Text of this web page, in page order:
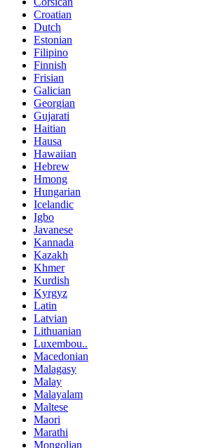
Croatian
Dutch
Estonian
Filipino
Finnish
Frisian
Galician
Georgian
Gujarati
Haitian
Hausa
Hawaiian
Hebrew
Hmong
Hungarian
Icelandic
Igbo
Javanese
Kannada
Kazakh
Khmer
Kurdish
Kyrgyz
Latin
Latvian
Lithuanian
Luxembou..
Macedonian
Malagasy
Malay
Malayalam
Maltese
Maori
Marathi
Mongolian